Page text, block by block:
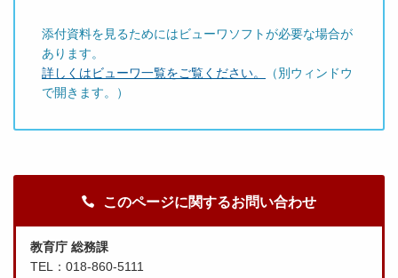
添付資料を見るためにはビューワソフトが必要な場合が
あります。
詳しくはビューワ一覧をご覧ください。
（別ウィンドウ
で開きます。）
このページに関するお問い合わせ
教育庁 総務課
TEL：018-860-5111